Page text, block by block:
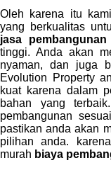
Oleh karena itu
yang berkualitas
jasa pembangunan
tinggi. Anda akan
nyaman, dan juga
Evolution Property
kuat karena dalam
bahan yang
pembangunan
pastikan anda akan
pilihan anda.
murah biaya